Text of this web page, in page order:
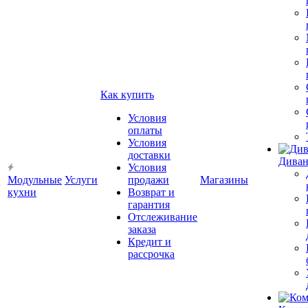
Модульные
кухни
Услуги
Как купить
Условия
оплаты
Условия
доставки
Условия
продажи
Возврат и
гарантия
Отслеживание
заказа
Кредит и
рассрочка
Магазины